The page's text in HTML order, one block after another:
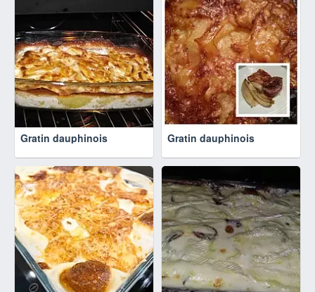
Gratin dauphinois Gratin dauphinois